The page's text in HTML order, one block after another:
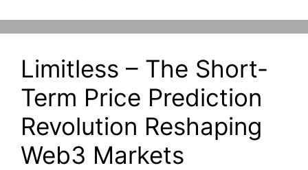
Limitless – The Short-
Term Price Prediction
Revolution Reshaping
Web3 Markets